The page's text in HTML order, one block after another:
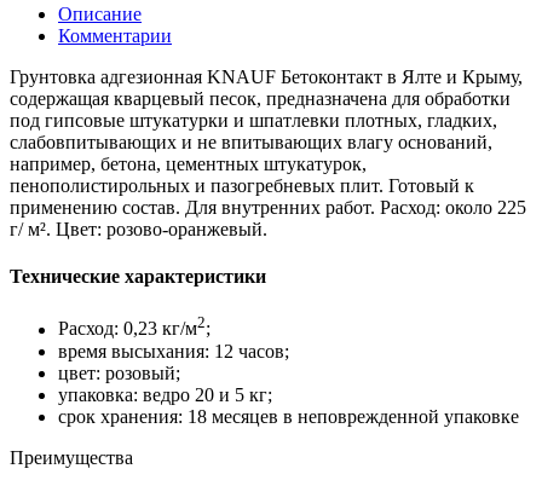
Описание
Комментарии
Грунтовка адгезионная KNAUF Бетоконтакт в Ялте и Крыму,
содержащая кварцевый песок, предназначена для обработки
под гипсовые штукатурки и шпатлевки плотных, гладких,
слабовпитывающих и не впитывающих влагу оснований,
например, бетона, цементных штукатурок,
пенополистирольных и пазогребневых плит. Готовый к
применению состав. Для внутренних работ. Расход: около 225
г/ м². Цвет: розово-оранжевый.
Технические характеристики
Расход: 0,23 кг/м2;
время высыхания: 12 часов;
цвет: розовый;
упаковка: ведро 20 и 5 кг;
срок хранения: 18 месяцев в неповрежденной упаковке
Преимущества